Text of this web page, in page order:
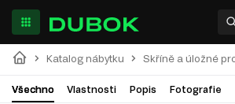
Katalog nábytku Skříně a úložné
Všechno Vlastnosti Popis Fotografie